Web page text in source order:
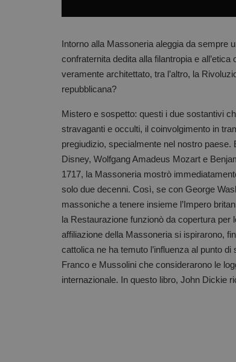
Intorno alla Massoneria aleggia da sempre
confraternita dedita alla filantropia e
veramente architettato, tra l’altro, la
repubblicana?
Mistero e sospetto: questi i due sostantivi
stravaganti e occulti, il coinvolgimento in
pregiudizio, specialmente nel nostro
Disney, Wolfgang Amadeus Mozart e
1717, la Massoneria mostrò
solo due decenni. Così, se con George
massoniche a tenere insieme l’Impero
la Restaurazione funzionò da copertura
affiliazione della Massoneria si ispirarono,
cattolica ne ha temuto l’influenza al punto
Franco e Mussolini che considerarono le
internazionale. In questo libro, John Dickie